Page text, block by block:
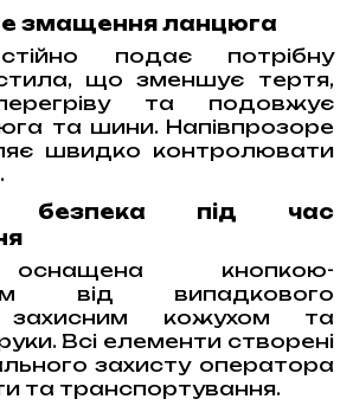
змащення ланцюга
подає потрібну
що зменшує тертя,
та подовжує
та шини. Напівпрозоре
швидко контролювати
безпека під час
кнопкою-
від випадкового
захисним кожухом та
Всі елементи створені
захисту оператора
та транспортування.